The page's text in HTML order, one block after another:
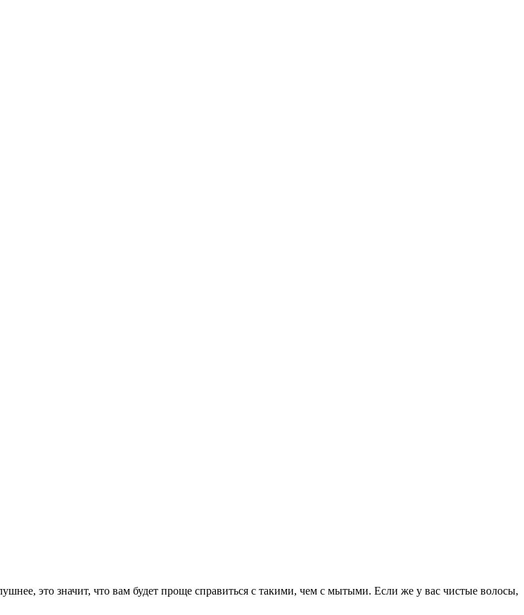
это значит, что вам будет проще справиться с такими, чем с мытыми. Если же у вас чистые волосы,